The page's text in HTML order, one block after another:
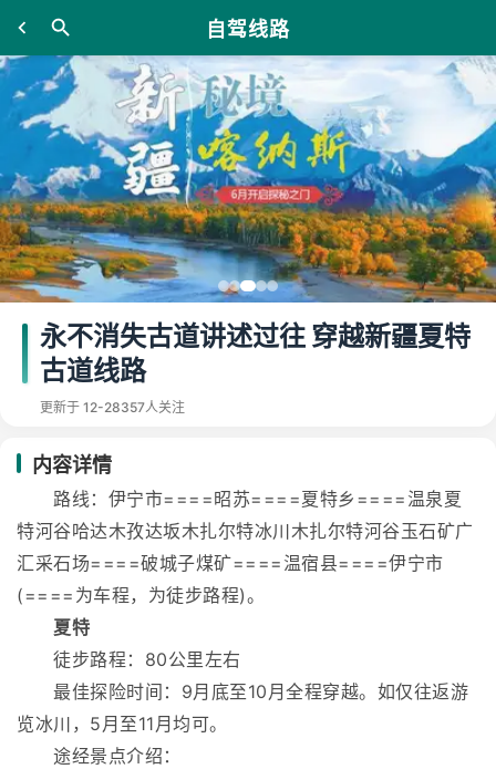
自驾线路
永不消失古道讲述过往 穿越新疆夏特
古道线路
更新于 12-28357人关注
内容详情
路线：伊宁市====昭苏====夏特乡====温泉夏
特河谷哈达木孜达坂木扎尔特冰川木扎尔特河谷玉石矿广
汇采石场====破城子煤矿====温宿县====伊宁市
(====为车程，为徒步路程)。
夏特
徒步路程：80公里左右
最佳探险时间：9月底至10月全程穿越。如仅往返游
览冰川，5月至11月均可。
途经景点介绍：